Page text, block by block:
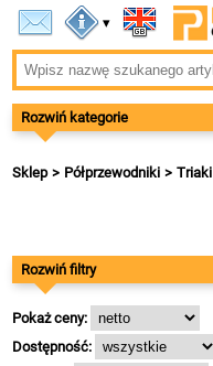
▾
Rozwiń kategorie
Sklep Półprzewodniki Triaki
Rozwiń filtry
Pokaż ceny:
Dostępność: